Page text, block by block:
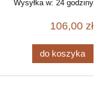
Wysyłka w: 24 godziny
106,00 zł
do koszyka